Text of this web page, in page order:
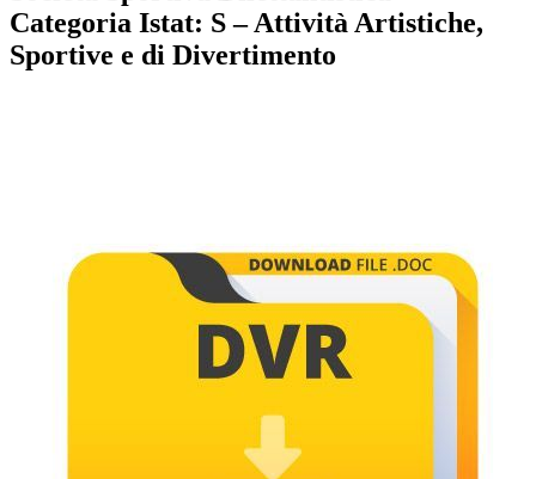
Categoria Istat: S – Attività Artistiche,
Sportive e di Divertimento